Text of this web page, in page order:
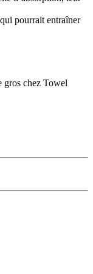
pourrait entraîner
gros chez Towel